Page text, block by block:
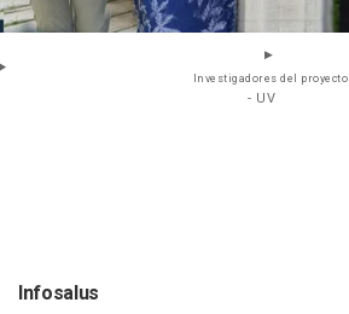
Investigadores del proyecto
- UV
Infosalus